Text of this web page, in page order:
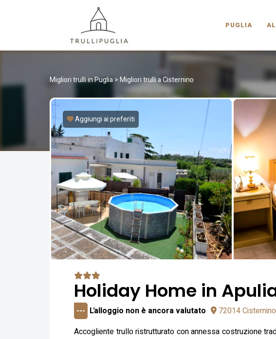
PUGLIA
Migliori trulli in Puglia>Migliori trulli a Cisternino
Aggiungi ai preferiti
Holiday Home in
--- L'alloggio non è ancora valutato
72014
Accogliente trullo ristrutturato con annessa costruzione